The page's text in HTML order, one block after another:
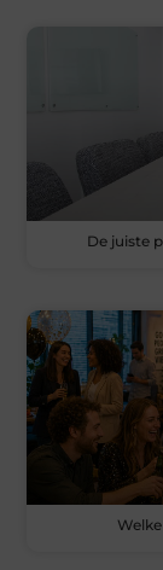
De juiste